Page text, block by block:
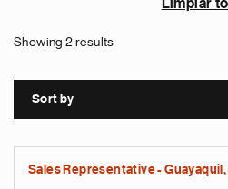
Limpiar
Showing 2 results
Sort by
Sales Representative -